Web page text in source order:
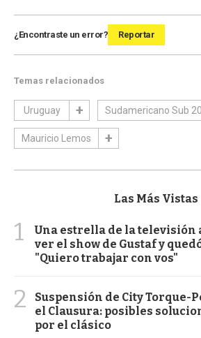
¿Encontraste un error? Reportar
Temas relacionados
Uruguay Sudamericano Sub 20
Mauricio Lemos
Las Más Vistas
1
Una estrella de la televisión
ver el show de Gustaf y
"Quiero trabajar con vos"
2
Suspensión de City Torque-
el Clausura: posibles
por el clásico